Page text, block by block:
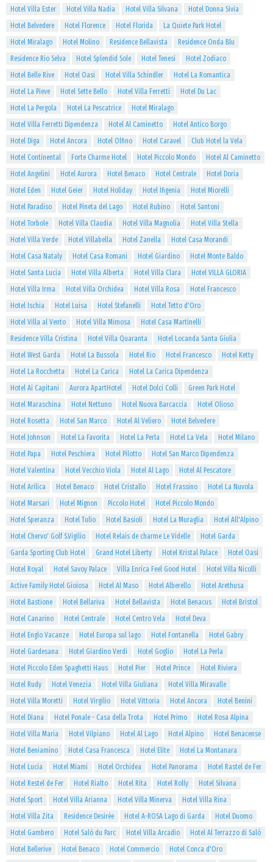
Hotel Villa Ester
Hotel Villa Nadia Hotel Villa Silvana
Hotel Donna Sivia
Hotel Belvedere
Hotel Florence Hotel Florida
La Quiete Park Hotel
Hotel Miralago
Hotel Molino Residence Bellavista
Residence Onda Blu
Residence Rio Selva
Hotel Splendid Sole Hotel Tenesi
Hotel Zodiaco
Hotel Belle Rive
Hotel Oasi Hotel Villa Schindler
Hotel La Romantica
Hotel La Pieve
Hotel Sette Bello Hotel Villa Ferretti
Hotel Du Lac
Hotel La Pergola
Hotel La Pescatrice
Hotel Miralago
Hotel Villa Ferretti Dipendenza
Hotel Al Caminetto
Hotel Antico Borgo
Hotel Diga
Hotel Ancora Hotel Olfino Hotel Caravel
Club Hotel la Vela
Hotel Continental
Forte Charme Hotel Hotel Piccolo Mondo
Hotel Al Caminetto
Hotel Angelini
Hotel Aurora Hotel Benaco Hotel Centrale
Hotel Doria
Hotel Eden
Hotel Geier Hotel Holiday Hotel Ifigenia
Hotel Miorelli
Hotel Paradiso
Hotel Pineta del Lago Hotel Rubino
Hotel Santoni
Hotel Torbole
Hotel Villa Claudia Hotel Villa Magnolia
Hotel Villa Stella
Hotel Villa Verde
Hotel Villabella Hotel Zanella
Hotel Casa Morandi
Hotel Casa Nataly
Hotel Casa Romani Hotel Giardino
Hotel Monte Baldo
Hotel Santa Lucia
Hotel Villa Alberta Hotel Villa Clara
Hotel VILLA GLORIA
Hotel Villa Irma
Hotel Villa Orchidea Hotel Villa Rosa
Hotel Francesco
Hotel Ischia
Hotel Luisa Hotel Stefanelli
Hotel Tetto d'Oro
Hotel Villa al Vento
Hotel Villa Mimosa
Hotel Casa Martinelli
Residence Villa Cristina
Hotel Villa Quaranta
Hotel Locanda Santa Giulia
Hotel West Garda
Hotel La Bussola Hotel Rio Hotel Francesco
Hotel Ketty
Hotel La Rocchetta
Hotel La Carica
Hotel La Carica Dipendenza
Hotel Ai Capitani
Aurora ApartHotel Hotel Dolci Colli
Green Park Hotel
Hotel Maraschina
Hotel Nettuno Hotel Nuova Barcaccia
Hotel Olioso
Hotel Rosetta
Hotel San Marco Hotel Al Veliero
Hotel Belvedere
Hotel Johnson
Hotel La Favorita Hotel La Perla Hotel La Vela
Hotel Milano
Hotel Papa
Hotel Peschiera Hotel Pilotto
Hotel San Marco Dipendenza
Hotel Valentina
Hotel Vecchio Viola Hotel Al Lago
Hotel Al Pescatore
Hotel Arilica
Hotel Benaco Hotel Cristallo Hotel Frassino
Hotel La Nuvola
Hotel Marsari
Hotel Mignon Piccolo Hotel
Hotel Piccolo Mondo
Hotel Speranza
Hotel Tulio Hotel Basioli Hotel La Muraglia
Hotel All'Alpino
Hotel Chervo' Golf S.Vigilio
Hotel Relais de charme Le Videlle
Hotel Garda
Garda Sporting Club Hotel
Grand Hotel Liberty Hotel Kristal Palace
Hotel Oasi
Hotel Royal
Hotel Savoy Palace Villa Enrica Feel Good Hotel
Hotel Villa Nicolli
Active Family Hotel Gioiosa
Hotel Al Maso Hotel Alberello
Hotel Arethusa
Hotel Bastione
Hotel Bellariva Hotel Bellavista Hotel Benacus
Hotel Bristol
Hotel Canarino
Hotel Centrale Hotel Centro Vela
Hotel Deva
Hotel Englo Vacanze
Hotel Europa sul lago Hotel Fontanella
Hotel Gabry
Hotel Gardesana
Hotel Giardino Verdi Hotel Goglio
Hotel La Perla
Hotel Piccolo Eden Spaghetti Haus
Hotel Pier Hotel Prince
Hotel Riviera
Hotel Rudy
Hotel Venezia Hotel Villa Giuliana
Hotel Villa Miravalle
Hotel Villa Moretti
Hotel Virgilio Hotel Vittoria Hotel Ancora
Hotel Benini
Hotel Diana
Hotel Ponale - Casa della Trota Hotel Primo
Hotel Rosa Alpina
Hotel Villa Maria
Hotel Vilpiano Hotel Al Lago Hotel Alpino
Hotel Benacense
Hotel Beniamino
Hotel Casa Francesca Hotel Elite
Hotel La Montanara
Hotel Lucia
Hotel Miami Hotel Orchidea Hotel Panorama
Hotel Rastel de Fer
Hotel Restel de Fer
Hotel Rialto Hotel Rita Hotel Rolly
Hotel Silvana
Hotel Sport
Hotel Villa Arianna Hotel Villa Minerva
Hotel Villa Rina
Hotel Villa Zita
Residence Desirèe Hotel A-ROSA Lago di Garda
Hotel Duomo
Hotel Gambero
Hotel Salò du Parc Hotel Villa Arcadio
Hotel Al Terrazzo di Salò
Hotel Bellerive
Hotel Benaco Hotel Commercio
Hotel Conca d'Oro